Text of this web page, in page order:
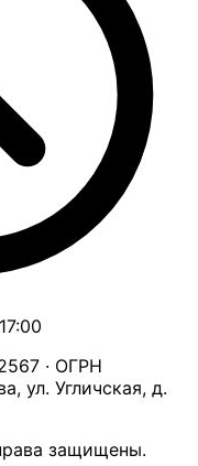
· ОГРН
ул. Угличская, д.
защищены.